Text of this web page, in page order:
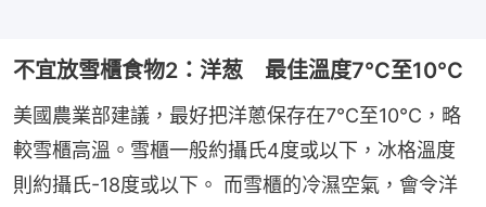
不宜放雪櫃食物2：洋葱 最佳溫度7°C至10°C
美國農業部建議，最好把洋蔥保存在7°C至10°C，略
較雪櫃高溫。雪櫃一般約攝氏4度或以下，冰格溫度
則約攝氏-18度或以下。 而雪櫃的冷濕空氣，會令洋